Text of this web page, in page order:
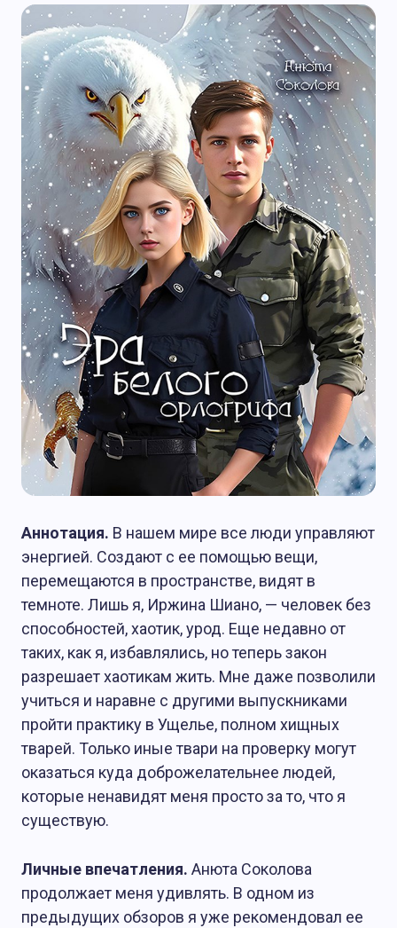
Аннотация. В нашем мире все люди управляют
энергией. Создают с ее помощью вещи,
перемещаются в пространстве, видят в
темноте. Лишь я, Иржина Шиано, — человек без
способностей, хаотик, урод. Еще недавно от
таких, как я, избавлялись, но теперь закон
разрешает хаотикам жить. Мне даже позволили
учиться и наравне с другими выпускниками
пройти практику в Ущелье, полном хищных
тварей. Только иные твари на проверку могут
оказаться куда доброжелательнее людей,
которые ненавидят меня просто за то, что я
существую.
Личные впечатления. Анюта Соколова
продолжает меня удивлять. В одном из
предыдущих обзоров я уже рекомендовал ее